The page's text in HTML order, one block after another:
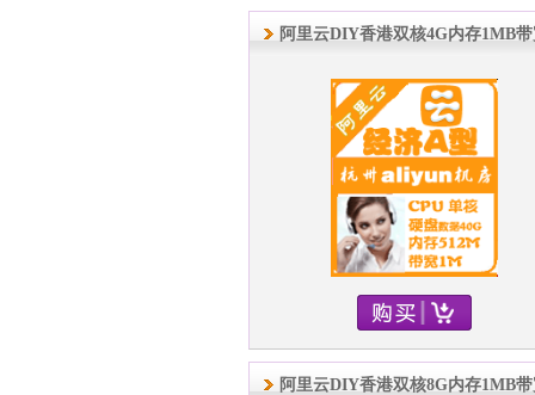
阿里云DIY香港双核4G内存1MB
阿里云DIY香港双核8G内存1MB